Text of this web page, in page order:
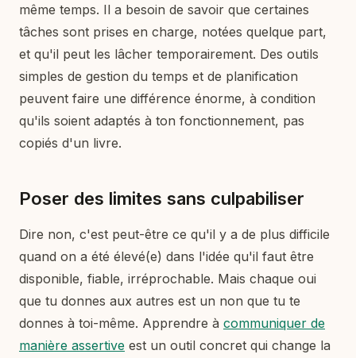
même temps. Il a besoin de savoir que certaines
tâches sont prises en charge, notées quelque part,
et qu'il peut les lâcher temporairement. Des outils
simples de gestion du temps et de planification
peuvent faire une différence énorme, à condition
qu'ils soient adaptés à ton fonctionnement, pas
copiés d'un livre.
Poser des limites sans culpabiliser
Dire non, c'est peut-être ce qu'il y a de plus difficile
quand on a été élevé(e) dans l'idée qu'il faut être
disponible, fiable, irréprochable. Mais chaque oui
que tu donnes aux autres est un non que tu te
donnes à toi-même. Apprendre à communiquer de
manière assertive est un outil concret qui change la